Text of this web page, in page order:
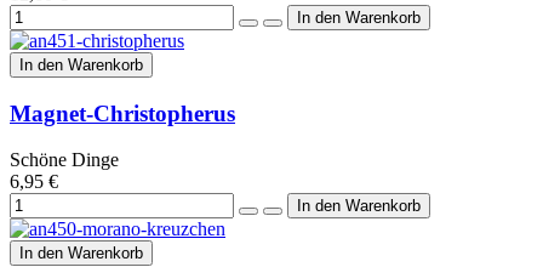
In den Warenkorb
Magnet-Christopherus
Schöne Dinge
6,95 €
In den Warenkorb